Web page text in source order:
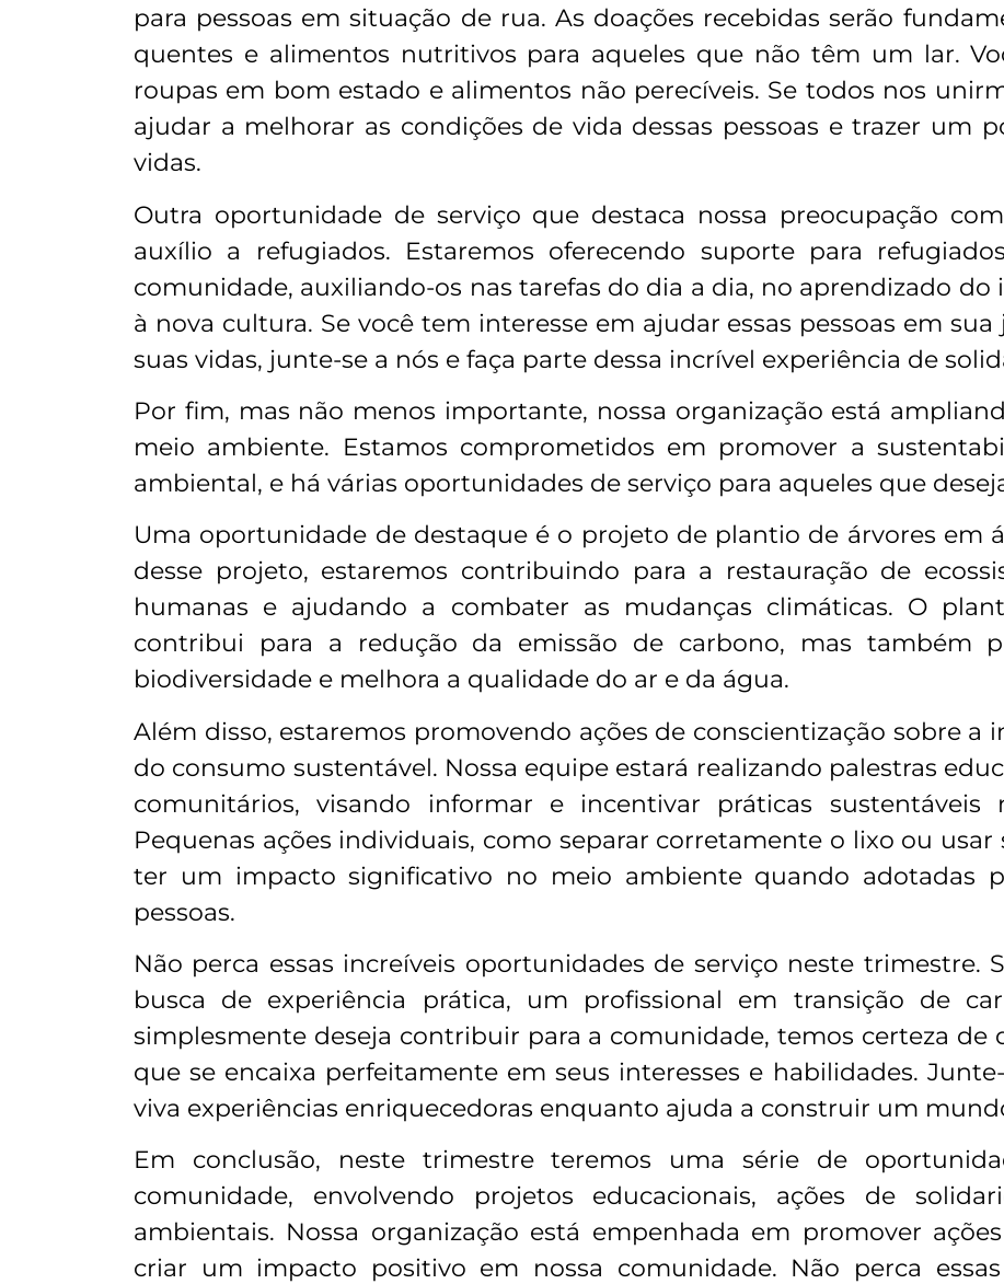
para pessoas em situação de rua. As doações recebidas serão
quentes e alimentos nutritivos para aqueles que não têm um lar.
roupas em bom estado e alimentos não perecíveis. Se todos nos
ajudar a melhorar as condições de vida dessas pessoas e trazer um
vidas.
Outra oportunidade de serviço que destaca nossa preocupação
auxílio a refugiados. Estaremos oferecendo suporte para
comunidade, auxiliando-os nas tarefas do dia a dia, no aprendizado do
à nova cultura. Se você tem interesse em ajudar essas pessoas em
suas vidas, junte-se a nós e faça parte dessa incrível experiência de
Por fim, mas não menos importante, nossa organização está
meio ambiente. Estamos comprometidos em promover a
ambiental, e há várias oportunidades de serviço para aqueles que
Uma oportunidade de destaque é o projeto de plantio de árvores em
desse projeto, estaremos contribuindo para a restauração de
humanas e ajudando a combater as mudanças climáticas. O
contribui para a redução da emissão de carbono, mas também
biodiversidade e melhora a qualidade do ar e da água.
Além disso, estaremos promovendo ações de conscientização sobre a
do consumo sustentável. Nossa equipe estará realizando palestras
comunitários, visando informar e incentivar práticas sustentáveis
Pequenas ações individuais, como separar corretamente o lixo ou usar
ter um impacto significativo no meio ambiente quando adotadas
pessoas.
Não perca essas increíveis oportunidades de serviço neste trimestre.
busca de experiência prática, um profissional em transição de
simplesmente deseja contribuir para a comunidade, temos certeza de
que se encaixa perfeitamente em seus interesses e habilidades.
viva experiências enriquecedoras enquanto ajuda a construir um
Em conclusão, neste trimestre teremos uma série de
comunidade, envolvendo projetos educacionais, ações de
ambientais. Nossa organização está empenhada em promover
criar um impacto positivo em nossa comunidade. Não perca